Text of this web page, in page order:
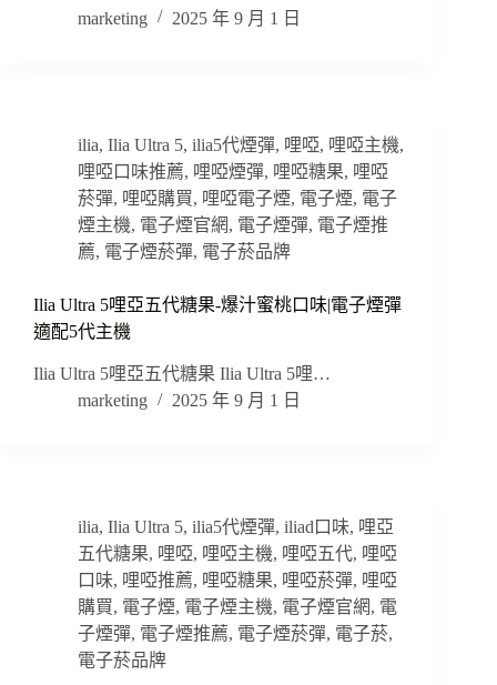
marketing
2025 年 9 月 1 日
ilia, Ilia Ultra 5, ilia5代煙彈, 哩啞, 哩啞主機,
哩啞口味推薦, 哩啞煙彈, 哩啞糖果, 哩啞
菸彈, 哩啞購買, 哩啞電子煙, 電子煙, 電子
煙主機, 電子煙官網, 電子煙彈, 電子煙推
薦, 電子煙菸彈, 電子菸品牌
Ilia Ultra 5哩亞五代糖果-爆汁蜜桃口味|電子煙彈
適配5代主機
Ilia Ultra 5哩亞五代糖果 Ilia Ultra 5哩…
marketing
2025 年 9 月 1 日
ilia, Ilia Ultra 5, ilia5代煙彈, iliad口味, 哩亞
五代糖果, 哩啞, 哩啞主機, 哩啞五代, 哩啞
口味, 哩啞推薦, 哩啞糖果, 哩啞菸彈, 哩啞
購買, 電子煙, 電子煙主機, 電子煙官網, 電
子煙彈, 電子煙推薦, 電子煙菸彈, 電子菸,
電子菸品牌